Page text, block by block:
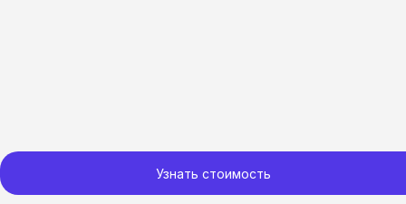
Узнать стоимость